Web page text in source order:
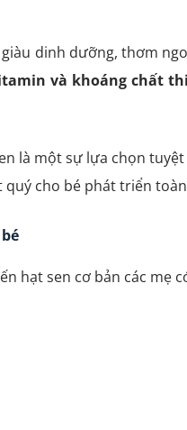
dinh dưỡng, thơm
và khoáng chất
là một sự lựa chọn
cho bé phát triển
hạt sen cơ bản các mẹ
Áp